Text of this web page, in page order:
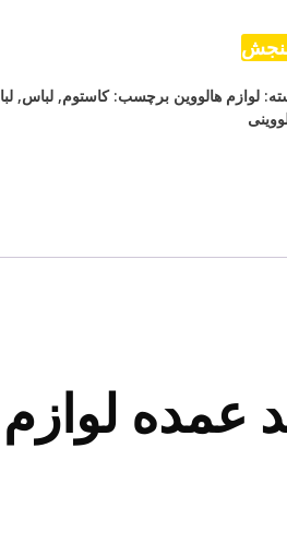
لوازم هالووین برچسب:کاستوم, لباس,
عمده